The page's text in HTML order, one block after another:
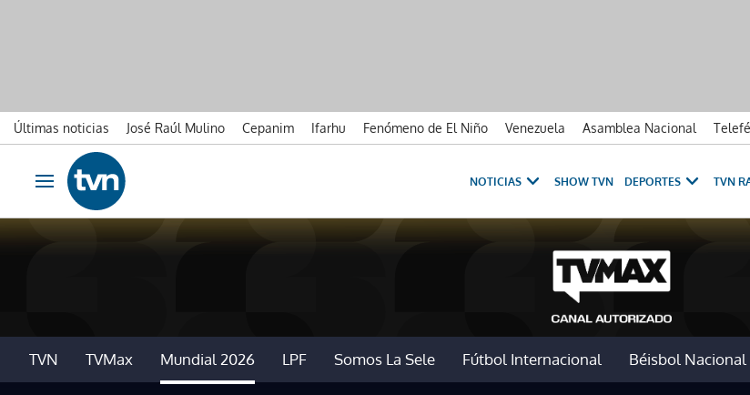
Últimas noticias José Raúl Mulino Cepanim Ifarhu Fenómeno de El Niño Venezuela Asamblea Nacional
Ir al contenido
Obrir navegació
NOTICIAS SHOW TVN DEPORTES TVN
TVN TVMax Mundial 2026 LPF Somos La Sele Fútbol Internacional Béisbol Nacional